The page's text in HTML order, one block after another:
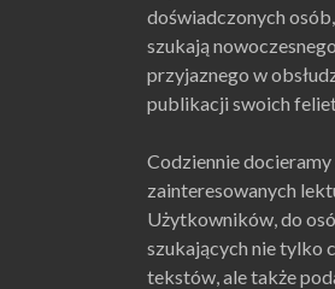
doświadczonych
szukają
przyjaznego w
publikacji swoich
Codziennie
zainteresowanych
Użytkowników, do
szukających nie tylko
tekstów, ale także